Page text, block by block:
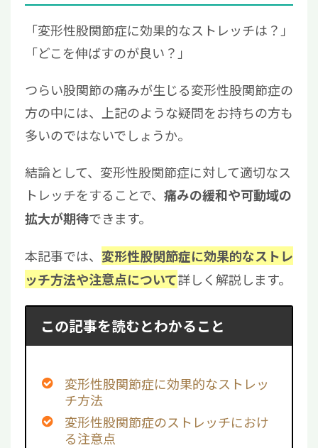
「変形性股関節症に効果的なストレッチは？」
「どこを伸ばすのが良い？」
つらい股関節の痛みが生じる変形性股関節症の
方の中には、上記のような疑問をお持ちの方も
多いのではないでしょうか。
結論として、変形性股関節症に対して適切なス
トレッチをすることで、 痛みの緩和や可動域の
拡大が期待できます。
本記事では、 変形性股関節症に効果的なストレ
ッチ方法や注意点について詳しく解説します。
この記事を読むとわかること
変形性股関節症に効果的なストレッ
チ方法
変形性股関節症のストレッチにおけ
る注意点